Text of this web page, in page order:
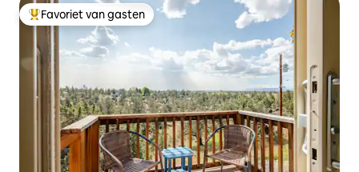
Topfavoriet van gasten
Favoriet van gasten